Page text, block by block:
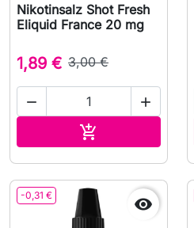
Nikotinsalz Shot Fresh
Eliquid France 20 mg
1,89 € 3,00 €
 

-0,31 € 